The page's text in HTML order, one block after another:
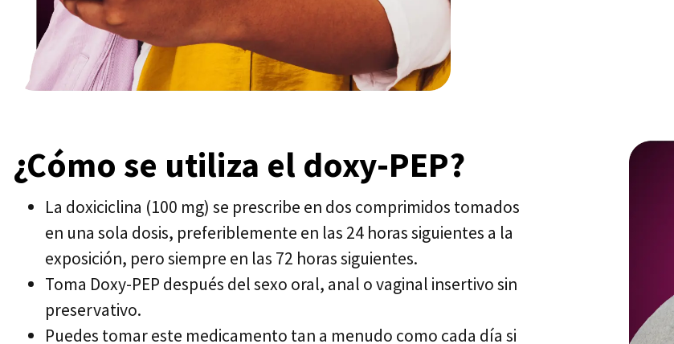
¿Cómo se utiliza el doxy-PEP?
La doxiciclina (100 mg) se prescribe en dos comprimidos tomados
en una sola dosis, preferiblemente en las 24 horas siguientes a la
exposición, pero siempre en las 72 horas siguientes.
Toma Doxy-PEP después del sexo oral, anal o vaginal insertivo sin
preservativo.
Puedes tomar este medicamento tan a menudo como cada día si